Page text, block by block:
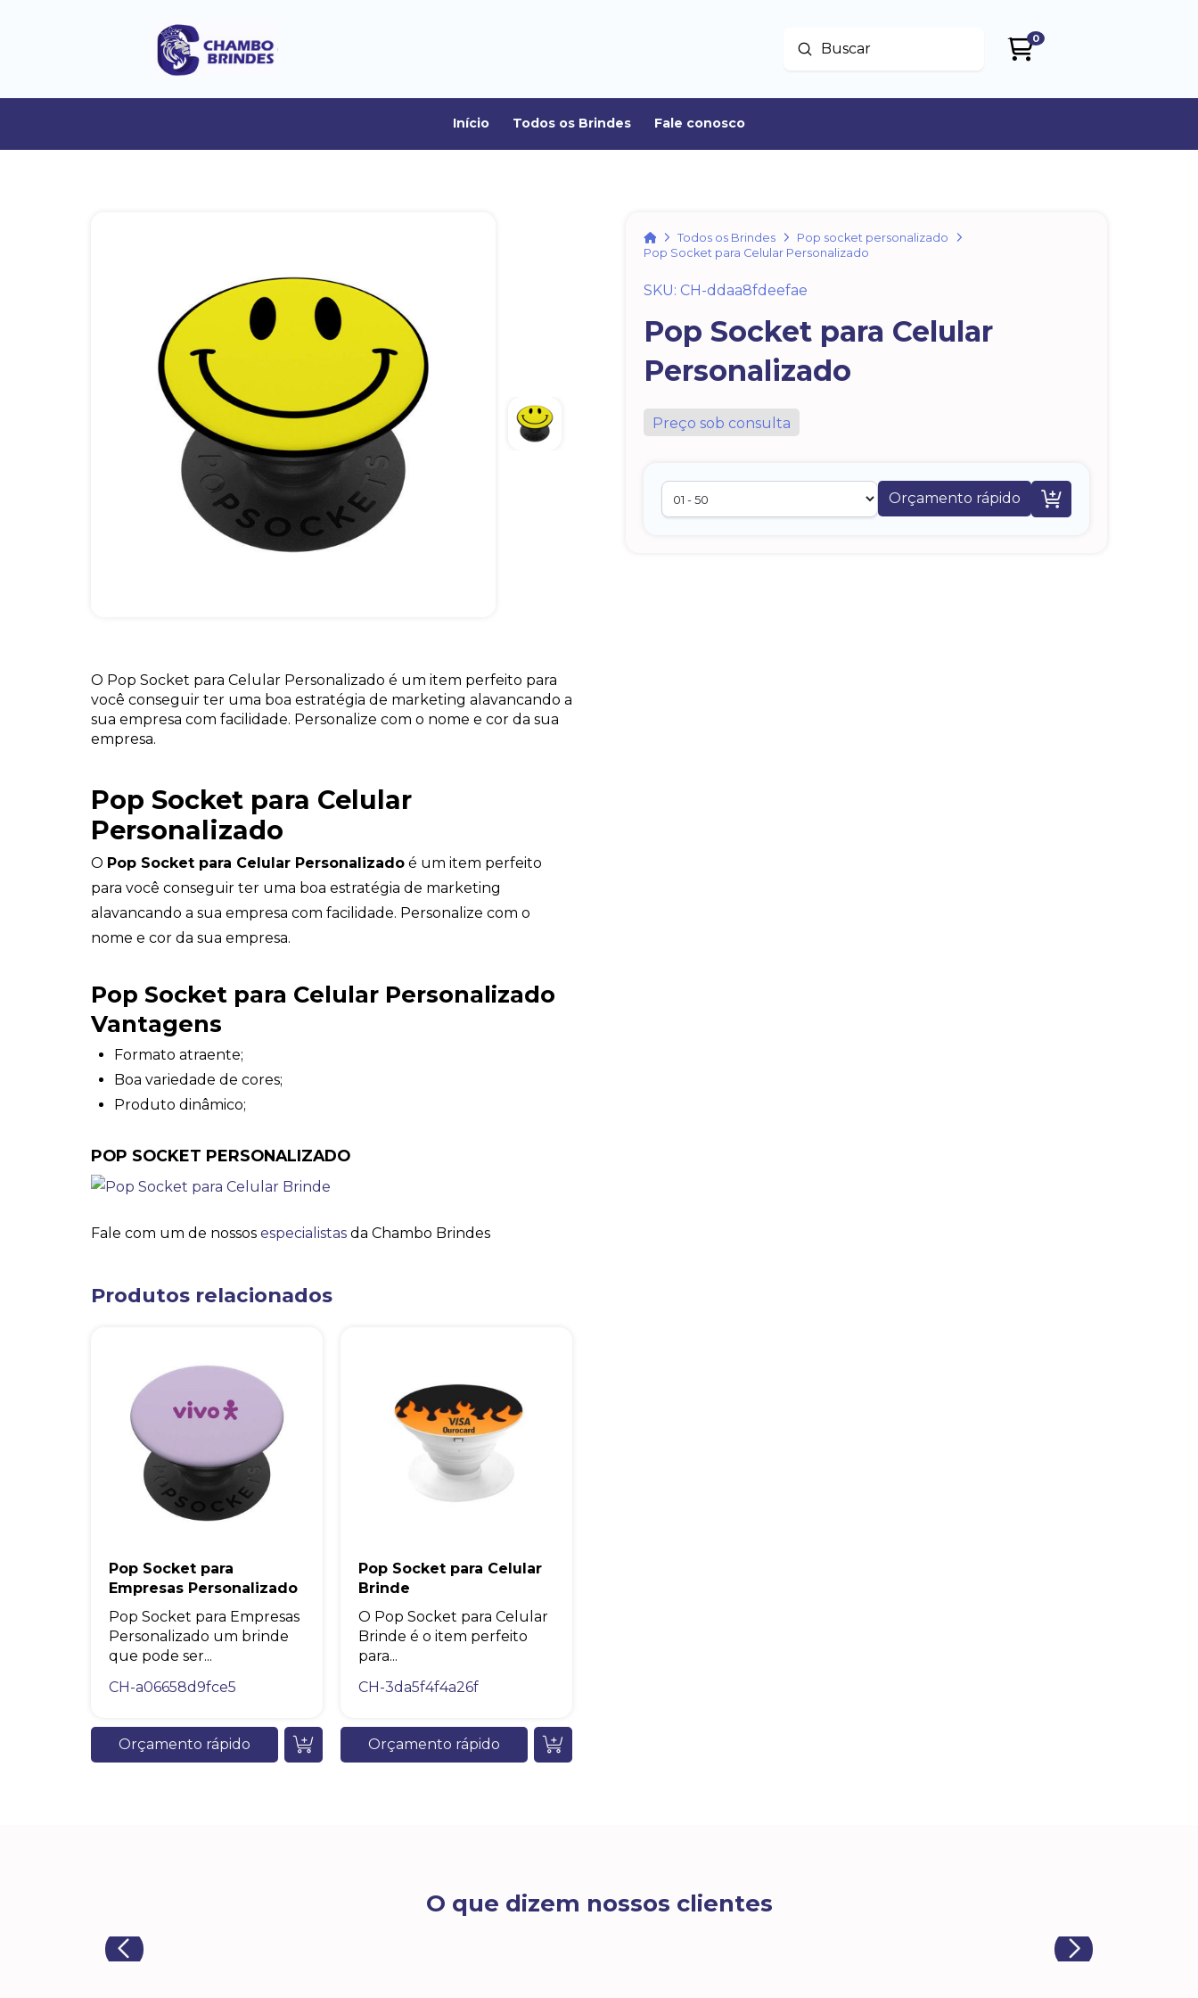
Buscar
Enviar
0
Início Todos os Brindes Fale conosco
HomeTodos os Brindes
Pop socket personalizado
Pop Socket para Celular Personalizado
SKU: CH-ddaa8fdeefae
Pop Socket para Celular
Personalizado
Preço sob consulta
Orçamento rápido 
O Pop Socket para Celular Personalizado é um item perfeito para
você conseguir ter uma boa estratégia de marketing alavancando a
sua empresa com facilidade. Personalize com o nome e cor da sua
empresa.
Pop Socket para Celular
Personalizado
O Pop Socket para Celular Personalizado é um item perfeito
para você conseguir ter uma boa estratégia de marketing
alavancando a sua empresa com facilidade. Personalize com o
nome e cor da sua empresa.
Pop Socket para Celular Personalizado
Vantagens
Formato atraente;
Boa variedade de cores;
Produto dinâmico;
POP SOCKET PERSONALIZADO
Fale com um de nossos especialistas da Chambo Brindes
Produtos relacionados
Pop Socket para
Empresas Personalizado
Pop Socket para Empresas
Personalizado um brinde
que pode ser...
CH-a06658d9fce5
Orçamento rápido
Pop Socket para Celular
Brinde
O Pop Socket para Celular
Brinde é o item perfeito
para...
CH-3da5f4f4a26f
Orçamento rápido
O que dizem nossos clientes